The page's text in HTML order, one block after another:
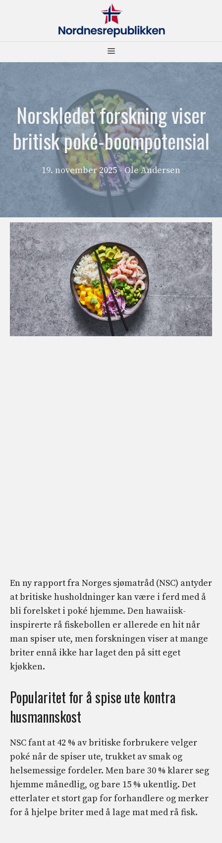
Meny
Norskledet forskning viser
britisk poké-boompotensial
19. november 2025 - Ole Andersen
En ny rapport fra Norges sjømatråd (NSC) antyder
at britiske husholdninger kan være i ferd med å
bli forelsket i poké hjemme. Den hawaiisk-
inspirerte rå fiskebollen er allerede en hit når
man spiser ute, men forskningen viser at mange
briter ennå ikke har laget den på sitt eget
kjøkken.
Popularitet for å spise ute kontra
husmannskost
NSC fant at 42 % av britiske forbrukere velger
poké når de spiser ute, trukket av smak og
helsemessige fordeler. Men bare 30 % klarer seg
hjemme månedlig, og bare 15 % ukentlig. Det
etterlater et stort gap for forhandlere og merker
for å hjelpe briter med å lage mat med rå fisk.